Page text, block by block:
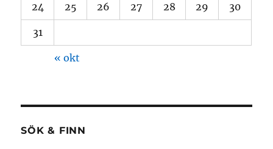
24 25 26 27 28 29 30
31
« okt
SÖK & FINN